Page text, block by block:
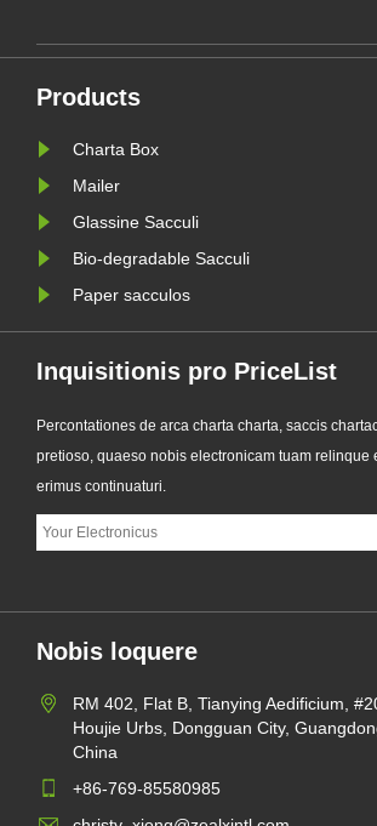
alternative ad traditionales
Products
Charta Box
Mailer
Glassine Sacculi
Bio-degradable Sacculi
Paper sacculos
Inquisitionis pro PriceList
Percontationes de arca charta charta, saccis
pretioso, quaeso nobis electronicam tuam relinque
erimus continuaturi.
Nobis loquere
RM 402, Flat B, Tianying Aedificium,
Houjie Urbs, Dongguan City,
China
+86-769-85580985